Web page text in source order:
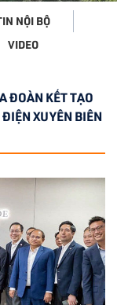
NỘI BỘ
VIDEO
ĐOÀN KẾT TẠO
XUYÊN BIÊN